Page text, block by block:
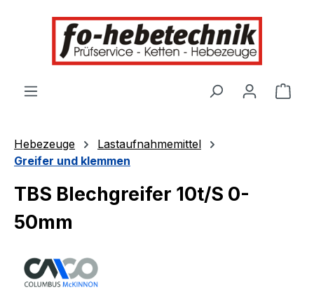
springen
Hebezeuge
Lastaufnahmemittel
Greifer und klemmen
TBS Blechgreifer 10t/S 0-
50mm